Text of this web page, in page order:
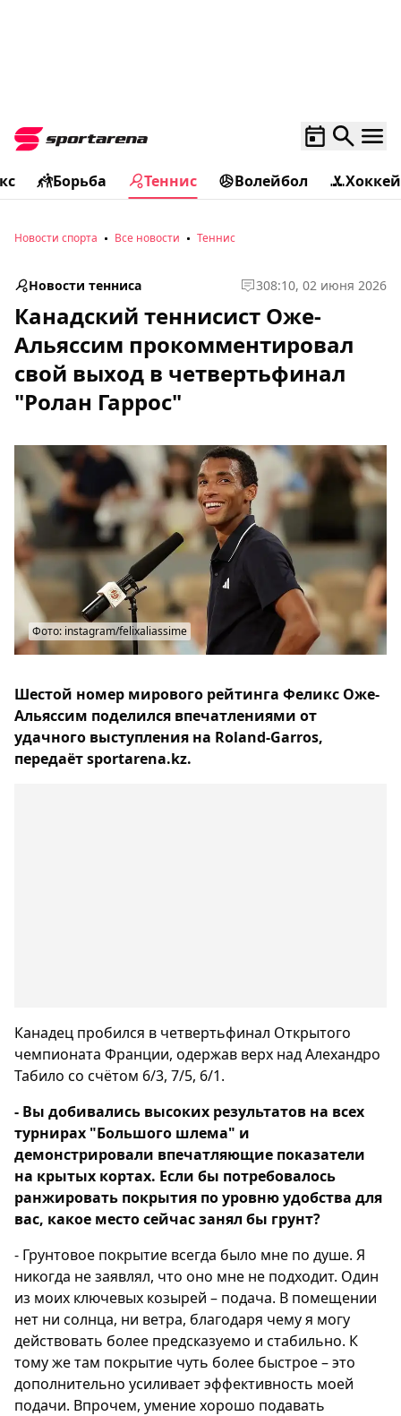
Борьба Теннис Волейбол Хоккей
Новости спорта Все новости Теннис
Новости тенниса 308:10, 02 июня 2026
Канадский теннисист Оже-
Альяссим прокомментировал
свой выход в четвертьфинал
"Ролан Гаррос"
Фото: instagram/felixaliassime
Шестой номер мирового рейтинга Феликс Оже-
Альяссим поделился впечатлениями от
удачного выступления на Roland-Garros,
передаёт sportarena.kz.
Канадец пробился в четвертьфинал Открытого
чемпионата Франции, одержав верх над Алехандро
Табило со счётом 6/3, 7/5, 6/1.
- Вы добивались высоких результатов на всех
турнирах "Большого шлема" и
демонстрировали впечатляющие показатели
на крытых кортах. Если бы потребовалось
ранжировать покрытия по уровню удобства для
вас, какое место сейчас занял бы грунт?
- Грунтовое покрытие всегда было мне по душе. Я
никогда не заявлял, что оно мне не подходит. Один
из моих ключевых козырей – подача. В помещении
нет ни солнца, ни ветра, благодаря чему я могу
действовать более предсказуемо и стабильно. К
тому же там покрытие чуть более быстрое – это
дополнительно усиливает эффективность моей
подачи. Впрочем, умение хорошо подавать